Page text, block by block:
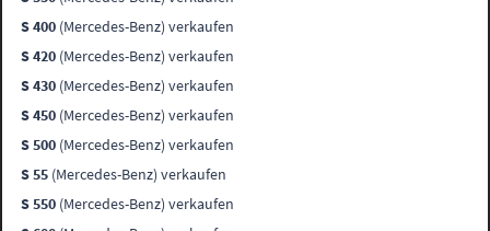
S 400 (Mercedes-Benz) verkaufen
S 420 (Mercedes-Benz) verkaufen
S 430 (Mercedes-Benz) verkaufen
S 450 (Mercedes-Benz) verkaufen
S 500 (Mercedes-Benz) verkaufen
S 55 (Mercedes-Benz) verkaufen
S 550 (Mercedes-Benz) verkaufen